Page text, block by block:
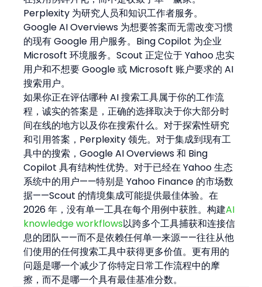
Perplexity 为研究人员和知识工作者服务。
Google AI Overviews 为想要答案而无需改变习惯
的现有 Google 用户服务。Bing Copilot 为企业
Microsoft 环境服务。Scout 正定位于 Yahoo 忠实
用户和不想要 Google 或 Microsoft 账户要求的 AI
搜索用户。
如果你正在评估哪种 AI 搜索工具属于你的工作流
程，诚实的答案是，正确的选择取决于你大部分时
间在线的地方以及你在搜索什么。对于探索性研究
和引用答案，Perplexity 领先。对于集成到现有工
具中的搜索，Google AI Overviews 和 Bing
Copilot 具有结构性优势。对于已经在 Yahoo 生态
系统中的用户——特别是 Yahoo Finance 的市场数
据——Scout 的情境集成可能提供最佳体验。在
2026 年，没有单一工具在每个用例中获胜。构建AI
knowledge workflows以跨多个工具捕获和连接信
息的团队——而不是依赖任何单一来源——往往从他
们使用的任何搜索工具中获得更多价值。更有用的
问题是哪一个减少了你特定日常工作流程中的摩
擦，而不是哪一个具有最佳基准分数。